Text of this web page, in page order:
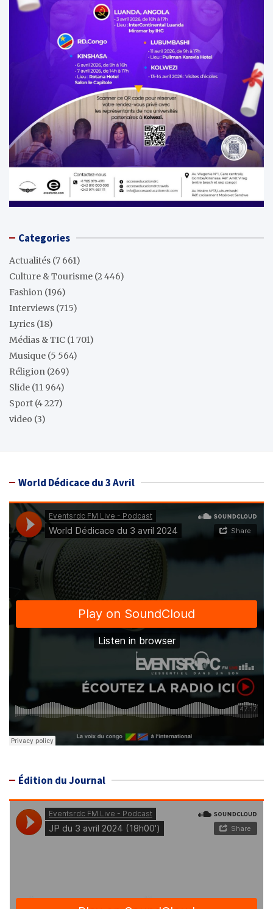
Categories
Actualités (7 661)
Culture & Tourisme (2 446)
Fashion (196)
Interviews (715)
Lyrics (18)
Médias & TIC (1 701)
Musique (5 564)
Réligion (269)
Slide (11 964)
Sport (4 227)
video (3)
World Dédicace du 3 Avril
Édition du Journal